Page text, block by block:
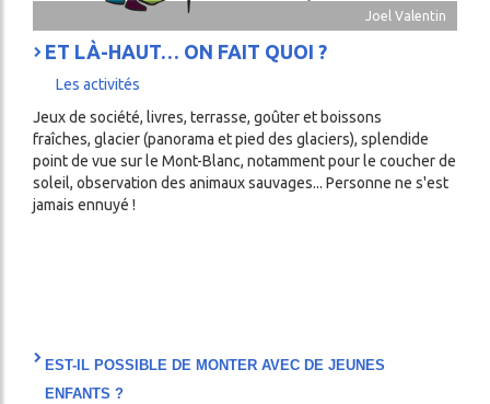
Joel Valentin
ET LÀ-HAUT… ON FAIT QUOI ?
Les activités
Jeux de société, livres, terrasse, goûter et boissons
fraîches, glacier (panorama et pied des glaciers), splendide
point de vue sur le Mont-Blanc, notamment pour le coucher de
soleil, observation des animaux sauvages... Personne ne s'est
jamais ennuyé !
EST-IL POSSIBLE DE MONTER AVEC DE JEUNES
ENFANTS ?